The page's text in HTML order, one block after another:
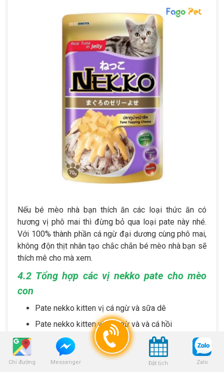
Chỉ đường Messenger Đặt lịch Zalo
Nếu bé mèo nhà bạn thích ăn các loại thức ăn có
hương vị phô mai thì đừng bỏ qua loại pate này nhé.
Với 100% thành phần cá ngừ đại dương cùng phô mai,
không độn thịt nhân tạo chắc chắn bé mèo nhà bạn sẽ
thích mê cho mà xem.
4.2 Tổng hợp các vị nekko pate cho mèo
con
Pate nekko kitten vị cá ngừ và sữa dê
Pate nekko kitten vị cá ngừ và và cá hồi
Pate nekko kitten vị cá ngừ xay nhuyễn
5. Mua pate nekko cho mèo ở đâu?